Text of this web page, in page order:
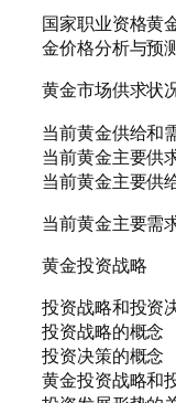
国家职业资格黄
金价格分析与预
黄金市场供求状
当前黄金供给和
当前黄金主要供
当前黄金主要供
当前黄金主要需
黄金投资战略
投资战略和投资
投资战略的概念
投资决策的概念
黄金投资战略和